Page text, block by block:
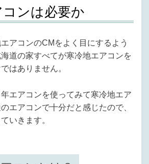
ンは必要か
アコンのCMをよく目にするよう
道の家すべてが寒冷地エアコンを
はありません。
エアコンを使ってみて寒冷地エア
エアコンで十分だと感じたので、
いきます。